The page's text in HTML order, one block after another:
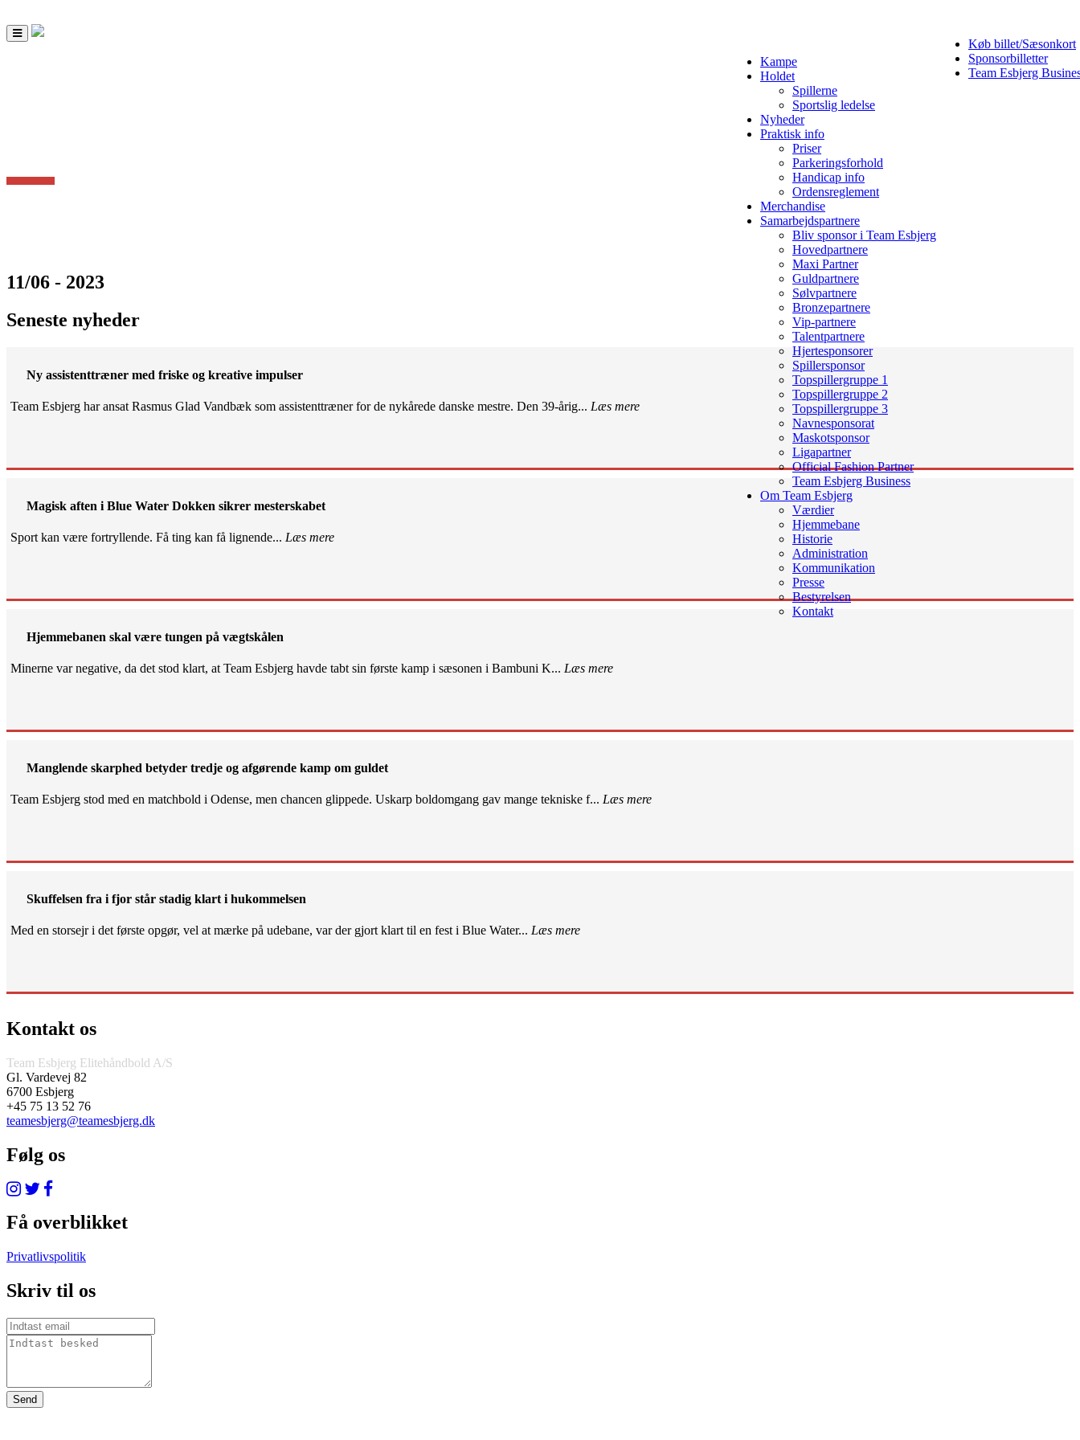
Køb billet/Sæsonkort
Sponsorbilletter
Team Esbjerg
Toggle
navigation
Kampe
Holdet
Spillerne
Sportslig ledelse
Nyheder
Praktisk info
Priser
Parkeringsforhold
Handicap info
Ordensreglement
Merchandise
Samarbejdspartnere
Bliv sponsor i Team Esbjerg
Hovedpartnere
Maxi Partner
Guldpartnere
Sølvpartnere
Bronzepartnere
Vip-partnere
Talentpartnere
Hjertesponsorer
Spillersponsor
Topspillergruppe 1
Topspillergruppe 2
Topspillergruppe 3
Navnesponsorat
Maskotsponsor
Ligapartner
Official Fashion Partner
Team Esbjerg Business
Om Team Esbjerg
Værdier
Hjemmebane
Historie
Administration
Kommunikation
Presse
Bestyrelsen
Kontakt
11/06 - 2023
Seneste nyheder
Ny assistenttræner med friske og kreative impulser
Team Esbjerg har ansat Rasmus Glad Vandbæk som assistenttræner for de nykårede danske mestre. Den 39-årig... Læs mere
Magisk aften i Blue Water Dokken sikrer mesterskabet
Sport kan være fortryllende. Få ting kan få lignende... Læs mere
Hjemmebanen skal være tungen på vægtskålen
Minerne var negative, da det stod klart, at Team Esbjerg havde tabt sin første kamp i sæsonen i Bambuni K... Læs mere
Manglende skarphed betyder tredje og afgørende kamp om guldet
Team Esbjerg stod med en matchbold i Odense, men chancen glippede. Uskarp boldomgang gav mange tekniske f... Læs mere
Skuffelsen fra i fjor står stadig klart i hukommelsen
Med en storsejr i det første opgør, vel at mærke på udebane, var der gjort klart til en fest i Blue Water... Læs mere
Kontakt os
Team Esbjerg Elitehåndbold A/S
Gl. Vardevej 82
6700 Esbjerg
+45 75 13 52 76
teamesbjerg@teamesbjerg.dk
Følg os
Få overblikket
Privatlivspolitik
Skriv til os